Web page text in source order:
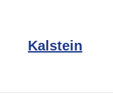
Kalstein